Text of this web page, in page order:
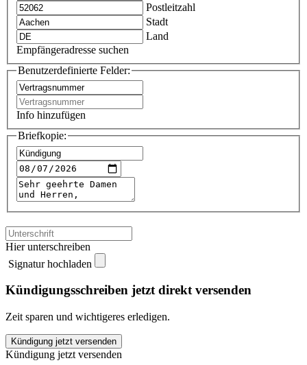
Postleitzahl
Stadt
Land
Empfängeradresse suchen
Benutzerdefinierte Felder:
Info hinzufügen
Briefkopie:
Hier unterschreiben
Signatur hochladen
Kündigungsschreiben jetzt direkt versenden
Zeit sparen und wichtigeres erledigen.
Aachener
Bausparkasse
Kündigung jetzt versenden
Kündigung jetzt versenden